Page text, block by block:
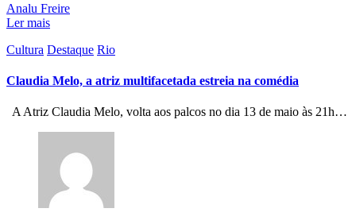
Analu Freire
Ler mais
Cultura Destaque Rio
Claudia Melo, a atriz multifacetada estreia na comédia
A Atriz Claudia Melo, volta aos palcos no dia 13 de maio às 21h…